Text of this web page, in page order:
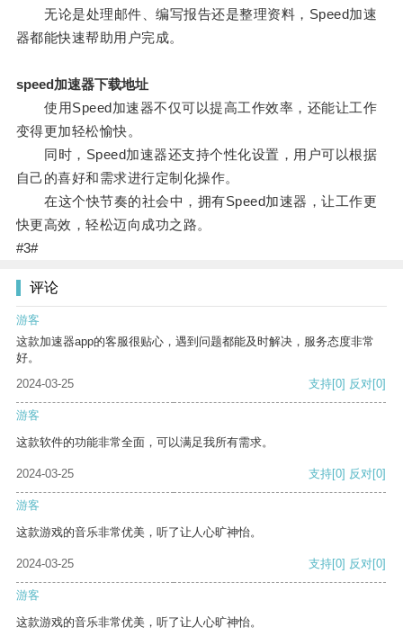
无论是处理邮件、编写报告还是整理资料，Speed加速
器都能快速帮助用户完成。
speed加速器下载地址
使用Speed加速器不仅可以提高工作效率，还能让工作
变得更加轻松愉快。
同时，Speed加速器还支持个性化设置，用户可以根据
自己的喜好和需求进行定制化操作。
在这个快节奏的社会中，拥有Speed加速器，让工作更
快更高效，轻松迈向成功之路。
#3#
评论
游客
这款加速器app的客服很贴心，遇到问题都能及时解决，服务态度非常
好。
2024-03-25
支持[0] 反对[0]
游客
这款软件的功能非常全面，可以满足我所有需求。
2024-03-25 支持[0] 反对[0]
游客
这款游戏的音乐非常优美，听了让人心旷神怡。
2024-03-25 支持[0] 反对[0]
游客
这款游戏的音乐非常优美，听了让人心旷神怡。